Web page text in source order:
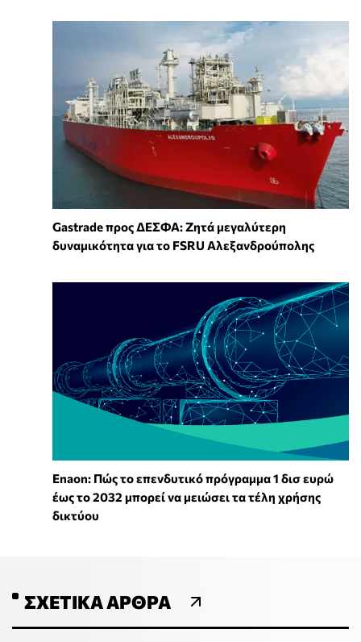
Gastrade προς ΔΕΣΦΑ: Ζητά μεγαλύτερη
δυναμικότητα για το FSRU Αλεξανδρούπολης
Enaon: Πώς το επενδυτικό πρόγραμμα 1 δισ ευρώ
έως το 2032 μπορεί να μειώσει τα τέλη χρήσης
δικτύου
ΣΧΕΤΙΚΆ ΆΡΘΡΑ